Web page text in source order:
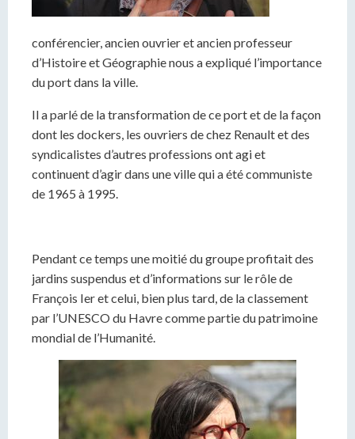
conférencier, ancien ouvrier et ancien professeur
d’Histoire et Géographie nous a expliqué l’importance
du port dans la ville.
Il a parlé de la transformation de ce port et de la façon
dont les dockers, les ouvriers de chez Renault et des
syndicalistes d’autres professions ont agi et
continuent d’agir dans une ville qui a été communiste
de 1965 à 1995.
Pendant ce temps une moitié du groupe profitait des
jardins suspendus et d’informations sur le rôle de
François Ier et celui, bien plus tard, de la classement
par l’UNESCO du Havre comme partie du patrimoine
mondial de l’Humanité.